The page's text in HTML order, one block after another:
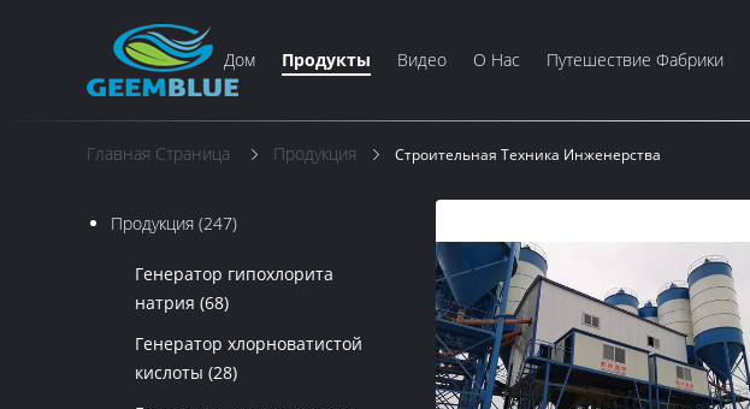
Дом Продукты Видео О Нас Путешествие Фабрики
Главная Страница Продукция Строительная Техника Инженерства
Продукция (247)
Генератор гипохлорита
натрия (68)
Генератор хлорноватистой
кислоты (28)